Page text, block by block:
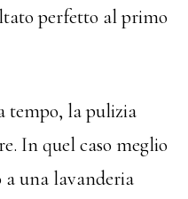
perfetto al primo
tempo, la pulizia
In quel caso meglio
a una lavanderia